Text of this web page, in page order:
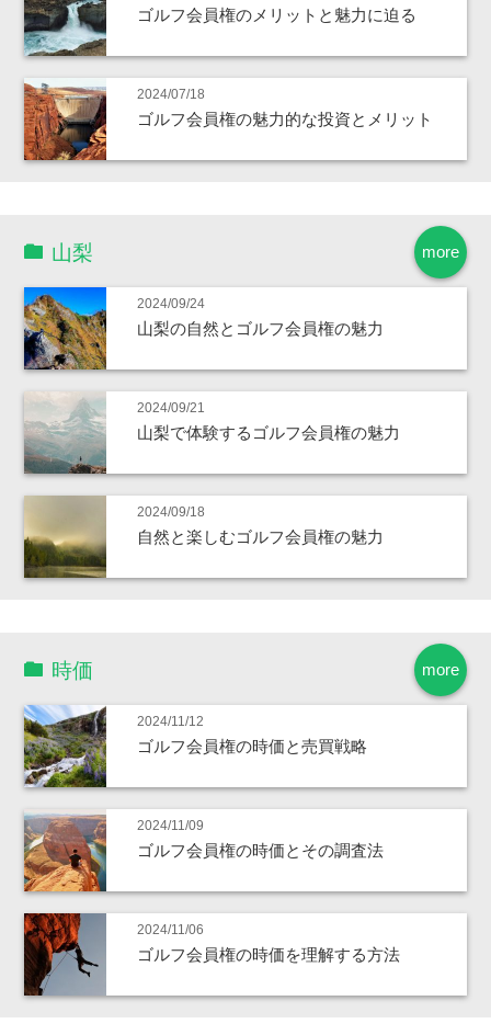
ゴルフ会員権のメリットと魅力に迫る
2024/07/18
ゴルフ会員権の魅力的な投資とメリット
more
山梨
2024/09/24
山梨の自然とゴルフ会員権の魅力
2024/09/21
山梨で体験するゴルフ会員権の魅力
2024/09/18
自然と楽しむゴルフ会員権の魅力
more
時価
2024/11/12
ゴルフ会員権の時価と売買戦略
2024/11/09
ゴルフ会員権の時価とその調査法
2024/11/06
ゴルフ会員権の時価を理解する方法